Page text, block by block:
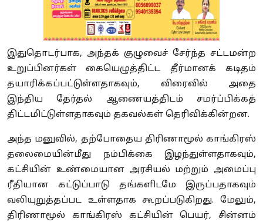
இதுதொடர்பாக, அந்தக் குழுவைச் சேர்ந்த சட்டமன்ற
உறுப்பினர்கள் கையெழுத்திட்ட தீர்மானக் கடிதம்
தயாரிக்கப்பட்டுள்ளதாகவும், விரைவில் அதை
இந்திய தேர்தல் ஆணையத்திடம் சமர்ப்பிக்கத்
திட்டமிட்டுள்ளதாகவும் தகவல்கள் தெரிவிக்கின்றன.
அந்த மனுவில், தற்போதைய திரிணாமூல் காங்கிரஸ்
தலைமையின்மீது நம்பிக்கை இழந்துள்ளதாகவும்,
கட்சியின் உண்மையான அரசியல் மற்றும் அமைப்பு
ரீதியான கட்டுப்பாடு தங்களிடமே இருப்பதாகவும்
வலியுறுத்தப்பட உள்ளதாக கூறப்படுகிறது. மேலும்,
திரிணாமூல் காங்கிரஸ் கட்சியின் பெயர், சின்னம்